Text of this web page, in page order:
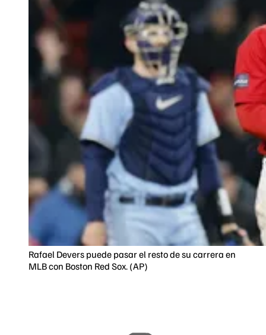
Rafael Devers puede pasar el resto de su carrera en
MLB con Boston Red Sox. (AP)